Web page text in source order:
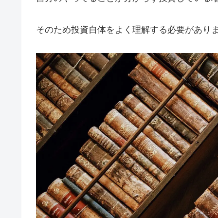
そのため投資自体をよく理解する必要があり